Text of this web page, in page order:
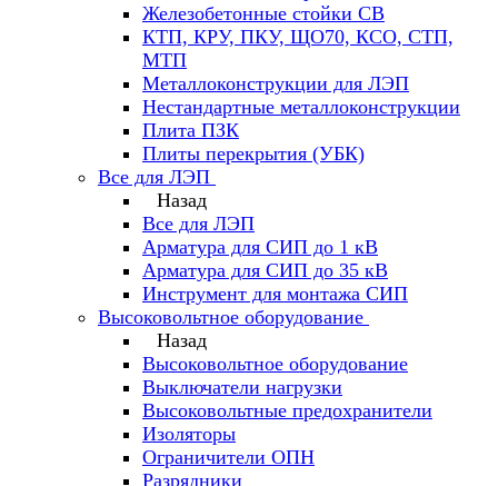
Железобетонные стойки СВ
КТП, КРУ, ПКУ, ЩО70, КСО, СТП,
МТП
Металлоконструкции для ЛЭП
Нестандартные металлоконструкции
Плита ПЗК
Плиты перекрытия (УБК)
Все для ЛЭП
Назад
Все для ЛЭП
Арматура для СИП до 1 кВ
Арматура для СИП до 35 кВ
Инструмент для монтажа СИП
Высоковольтное оборудование
Назад
Высоковольтное оборудование
Выключатели нагрузки
Высоковольтные предохранители
Изоляторы
Ограничители ОПН
Разрядники